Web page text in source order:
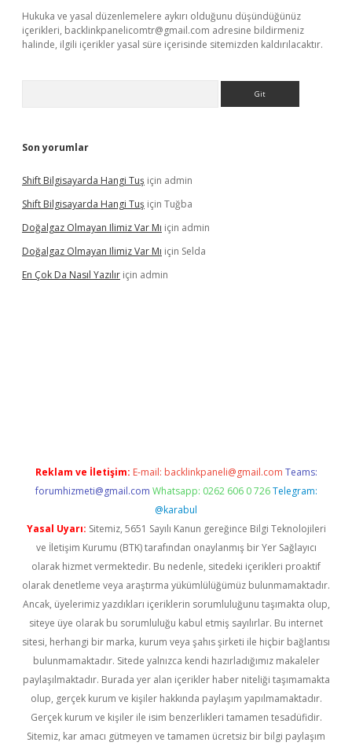
Hukuka ve yasal düzenlemelere aykırı olduğunu düşündüğünüz
içerikleri, backlinkpanelicomtr@gmail.com adresine bildirmeniz
halinde, ilgili içerikler yasal süre içerisinde sitemizden kaldırılacaktır.
Son yorumlar
Shift Bilgisayarda Hangi Tuş için admin
Shift Bilgisayarda Hangi Tuş için Tuğba
Doğalgaz Olmayan Ilimiz Var Mı için admin
Doğalgaz Olmayan Ilimiz Var Mı için Selda
En Çok Da Nasıl Yazılır için admin
Reklam ve İletişim: E-mail: backlinkpaneli@gmail.com Teams:
forumhizmeti@gmail.com Whatsapp: 0262 606 0 726 Telegram:
@karabul
Yasal Uyarı: Sitemiz, 5651 Sayılı Kanun gereğince Bilgi Teknolojileri
ve İletişim Kurumu (BTK) tarafından onaylanmış bir Yer Sağlayıcı
olarak hizmet vermektedir. Bu nedenle, sitedeki içerikleri proaktif
olarak denetleme veya araştırma yükümlülüğümüz bulunmamaktadır.
Ancak, üyelerimiz yazdıkları içeriklerin sorumluluğunu taşımakta olup,
siteye üye olarak bu sorumluluğu kabul etmiş sayılırlar. Bu internet
sitesi, herhangi bir marka, kurum veya şahıs şirketi ile hiçbir bağlantısı
bulunmamaktadır. Sitede yalnızca kendi hazırladığımız makaleler
paylaşılmaktadır. Burada yer alan içerikler haber niteliği taşımamakta
olup, gerçek kurum ve kişiler hakkında paylaşım yapılmamaktadır.
Gerçek kurum ve kişiler ile isim benzerlikleri tamamen tesadüfidir.
Sitemiz, kar amacı gütmeyen ve tamamen ücretsiz bir bilgi paylaşım